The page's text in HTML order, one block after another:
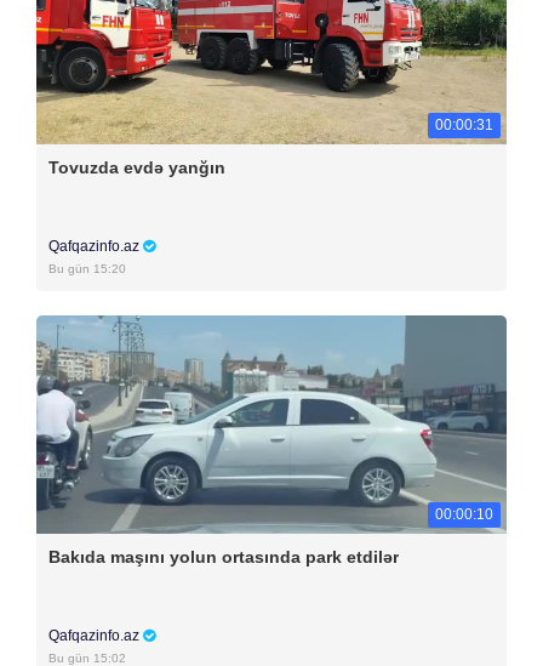
00:00:31
Tovuzda evdə yanğın
Qafqazinfo.az
Bu gün 15:20
00:00:10
Bakıda maşını yolun ortasında park etdilər
Qafqazinfo.az
Bu gün 15:02